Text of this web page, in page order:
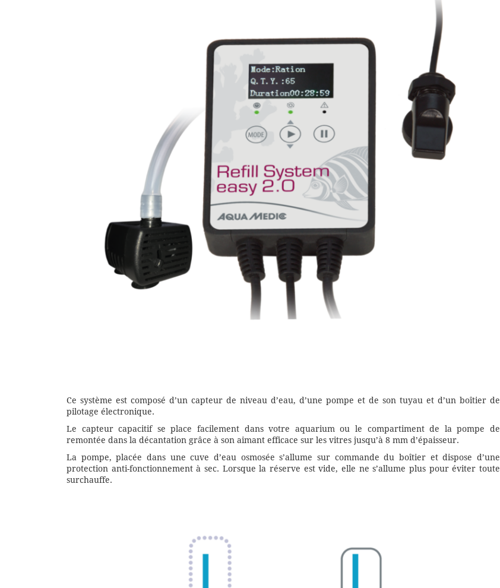
Ce système est composé d’un capteur de niveau d’eau, d’une pompe et de son tuyau et d’un boîtier de
pilotage électronique.
Le capteur capacitif se place facilement dans votre aquarium ou le compartiment de la pompe de
remontée dans la décantation grâce à son aimant efficace sur les vitres jusqu’à 8 mm d’épaisseur.
La pompe, placée dans une cuve d’eau osmosée s’allume sur commande du boîtier et dispose d’une
protection anti-fonctionnement à sec. Lorsque la réserve est vide, elle ne s’allume plus pour éviter toute
surchauffe.